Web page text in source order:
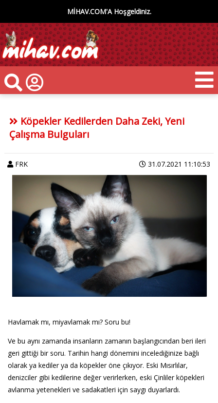
MİHAV.COM'A Hoşgeldiniz.
Köpekler Kedilerden Daha Zeki, Yeni
Çalışma Bulguları
FRK 31.07.2021 11:10:53
Havlamak mı, miyavlamak mı? Soru bu!
Ve bu aynı zamanda insanların zamanın başlangıcından beri ileri
geri gittiği bir soru. Tarihin hangi dönemini incelediğinize bağlı
olarak ya kediler ya da köpekler öne çıkıyor. Eski Mısırlılar,
denizciler gibi kedilerine değer verirlerken, eski Çinliler köpekleri
avlanma yetenekleri ve sadakatleri için saygı duyarlardı.